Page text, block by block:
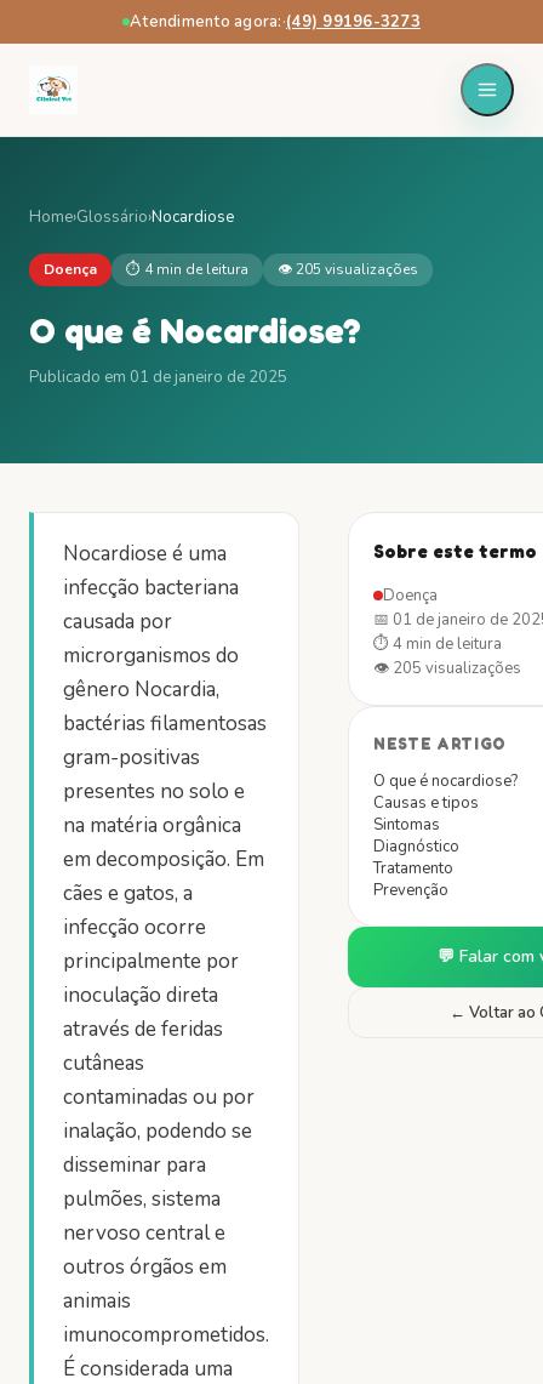
Atendimento agora:·(49) 99196-3273
Home›Glossário›Nocardiose
Doença ⏱ 4 min de leitura 👁205 visualizações
O que é Nocardiose?
Publicado em 01 de janeiro de 2025
Nocardiose é uma
infecção bacteriana
causada por
microrganismos do
gênero Nocardia,
bactérias filamentosas
gram-positivas
presentes no solo e
na matéria orgânica
em decomposição. Em
cães e gatos, a
infecção ocorre
principalmente por
inoculação direta
através de feridas
cutâneas
contaminadas ou por
inalação, podendo se
disseminar para
pulmões, sistema
nervoso central e
outros órgãos em
animais
imunocomprometidos.
É considerada uma
Sobre este termo
Doença
📅 01 de janeiro de
⏱ 4 min de leitura
👁 205 visualizações
NESTE ARTIGO
O que é nocardiose?
Causas e tipos
Sintomas
Diagnóstico
Tratamento
Prevenção
💬 Falar com
← Voltar ao